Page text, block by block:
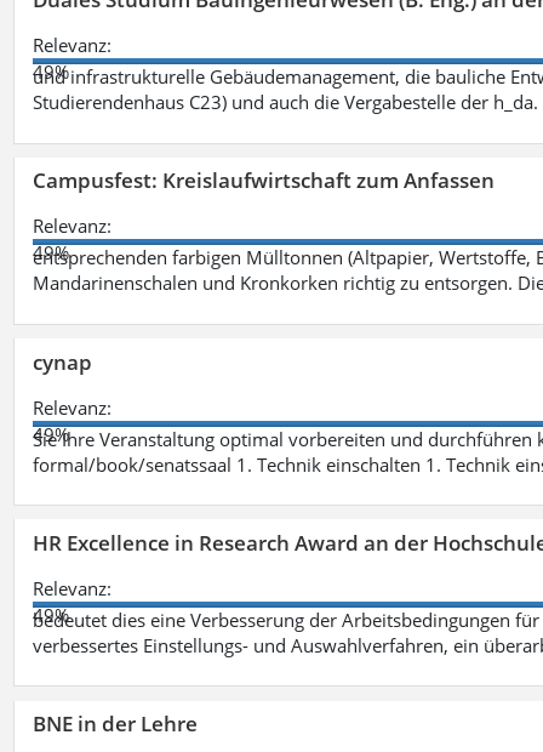
Relevanz:
49%
und infrastrukturelle Gebäudemanagement, die bauliche
Studierendenhaus C23) und auch die Vergabestelle der
Campusfest: Kreislaufwirtschaft zum Anfassen
Relevanz:
49%
entsprechenden farbigen Mülltonnen (Altpapier, Wertstoffe,
Mandarinenschalen und Kronkorken richtig zu entsorgen.
cynap
Relevanz:
49%
Sie Ihre Veranstaltung optimal vorbereiten und durchführen
formal/book/senatssaal 1. Technik einschalten 1. Technik
HR Excellence in Research Award an der
Relevanz:
49%
bedeutet dies eine Verbesserung der Arbeitsbedingungen
verbessertes Einstellungs- und Auswahlverfahren, ein
BNE in der Lehre